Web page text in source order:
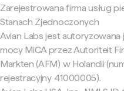
Zarejestrowana firma usług
Stanach Zjednoczonych
Avian Labs jest autoryzowana
mocy MiCA przez Autoriteit
Markten (AFM) w Holandii
rejestracyjny 41000005).